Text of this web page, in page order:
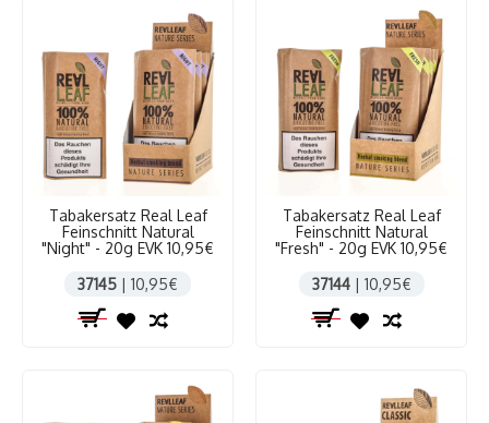
Tabakersatz Real Leaf
Feinschnitt Natural
"Night" - 20g EVK 10,95€
37145 | 10,95€
Tabakersatz Real Leaf
Feinschnitt Natural
"Fresh" - 20g EVK 10,95€
37144| 10,95€